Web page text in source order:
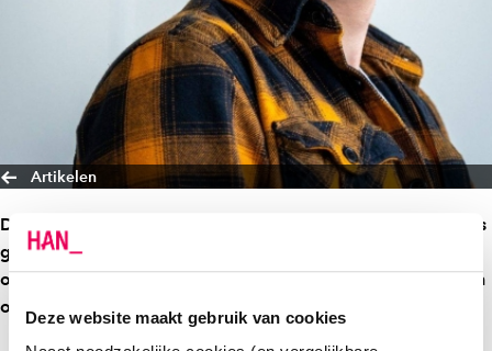
Deze website maakt gebruik van cookies
Artikelen
De vraag naar Timon den Houting (28) zijn constructieadvies
groeide door mond-tot-mondreclame van een paar
opdrachten uit tot een bv met 5 constructeurs in dienst. Allen
oud-HAN-student.